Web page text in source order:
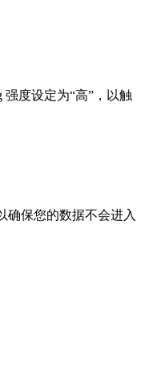
强度设定为“高”，以触
确保您的数据不会进入